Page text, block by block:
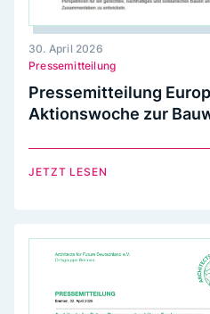
Pressemitteilung
30. April 2026
Pressemitteilung
Aktionswoche zur
JETZT LESEN